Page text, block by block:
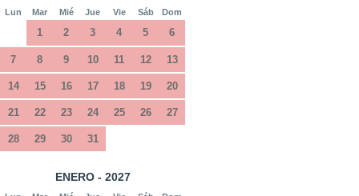
Lun Mar Mié Jue Vie Sáb Dom
1 2 3 4 5 6
7 8 9 10 11 12 13
14 15 16 17 18 19 20
21 22 23 24 25 26 27
28 29 30 31
ENERO - 2027